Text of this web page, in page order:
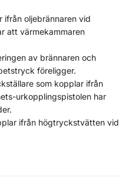
ifrån oljebrännaren vid
att värmekammaren
av brännaren och
föreligger.
som kopplar ifrån
urkopplingspistolen har
ifrån högtryckstvätten vid